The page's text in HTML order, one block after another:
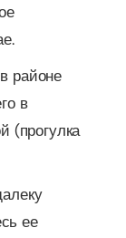
районе
в
(прогулка
ее